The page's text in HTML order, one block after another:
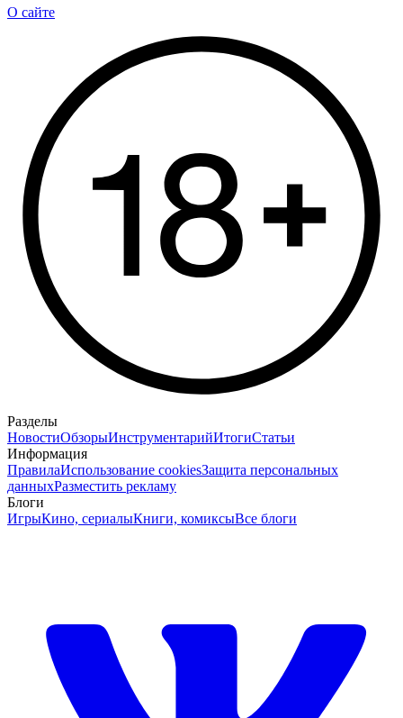
О сайте
Разделы
НовостиОбзорыИнструментарийИтогиСтатьи
Информация
ПравилаИспользование cookiesЗащита персональных
данныхРазместить рекламу
Блоги
ИгрыКино, сериалыКниги, комиксыВсе блоги